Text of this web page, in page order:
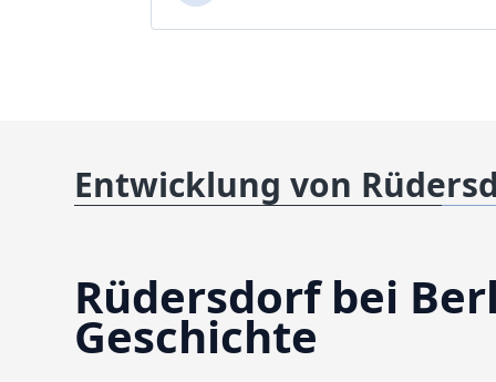
Entwicklung von
Rüdersdorf bei
Geschichte